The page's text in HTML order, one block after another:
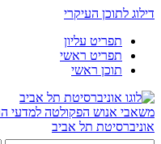
דילוג לתוכן העיקרי
תפריט עליון
תפריט ראשי
תוכן ראשי
משאבי אנוש הפקולטה למדעי
אוניברסיטת תל אביב